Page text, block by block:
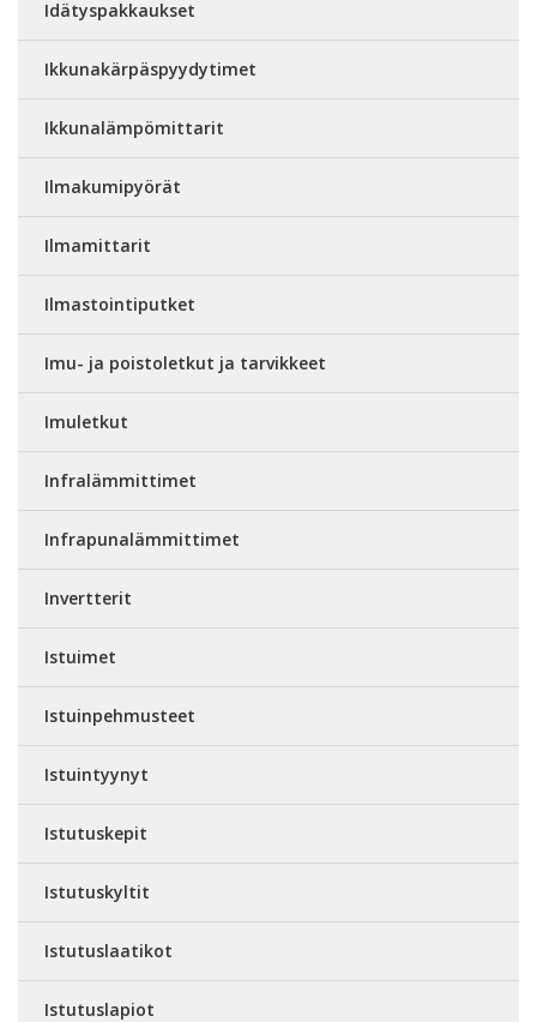
Idätyspakkaukset
Ikkunakärpäspyydytimet
Ikkunalämpömittarit
Ilmakumipyörät
Ilmamittarit
Ilmastointiputket
Imu- ja poistoletkut ja tarvikkeet
Imuletkut
Infralämmittimet
Infrapunalämmittimet
Invertterit
Istuimet
Istuinpehmusteet
Istuintyynyt
Istutuskepit
Istutuskyltit
Istutuslaatikot
Istutuslapiot